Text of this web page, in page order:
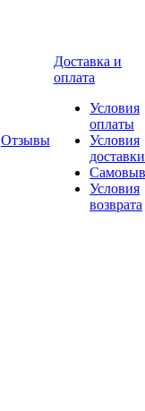
Отзывы
Доставка и
оплата
Условия
оплаты
Условия
доставки
Условия
возврата